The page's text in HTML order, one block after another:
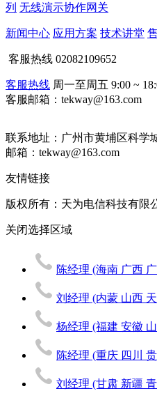
列 无线演示协作网关
新闻中心 应用方案 技术讲堂
客服热线 02082109652
客服热线 周一至周五 9:00 ~
客服邮箱：tekway@163.com
联系地址： 广州市黄埔区科学
邮箱：tekway@163.com
友情链接
版权所有：天为电信科技有限
关闭选择区域
陈经理 (海南 广西
刘经理 (内蒙 山西
杨经理 (福建 安徽
陈经理 (重庆 四川
刘经理 (甘肃 新疆